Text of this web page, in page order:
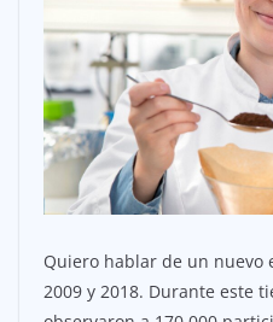
Quiero hablar de un nuevo
2009 y 2018. Durante este